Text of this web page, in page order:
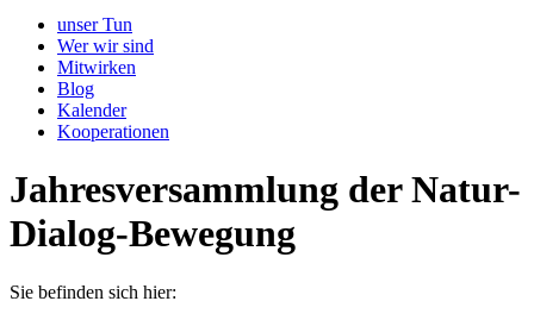
unser Tun
Wer wir sind
Mitwirken
Blog
Kalender
Kooperationen
Jahresversammlung der Natur-
Dialog-Bewegung
Sie befinden sich hier: